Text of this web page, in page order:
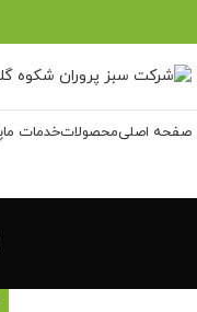
صفحه اصلیمحصولاتخدمات ما